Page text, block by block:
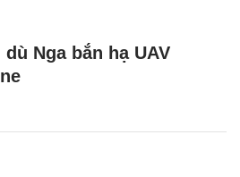
Nga bắn hạ UAV